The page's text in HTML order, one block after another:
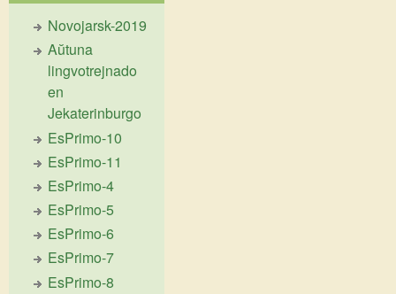
Novojarsk-2019
Aŭtuna
lingvotrejnado
en
Jekaterinburgo
EsPrimo-10
EsPrimo-11
EsPrimo-4
EsPrimo-5
EsPrimo-6
EsPrimo-7
EsPrimo-8